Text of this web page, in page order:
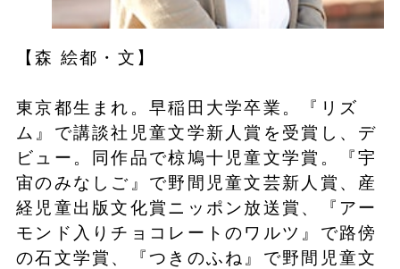
【森 絵都・文】
東京都生まれ。早稲田大学卒業。『リズ
ム』で講談社児童文学新人賞を受賞し、デ
ビュー。同作品で椋鳩十児童文学賞。『宇
宙のみなしご』で野間児童文芸新人賞、産
経児童出版文化賞ニッポン放送賞、『アー
モンド入りチョコレートのワルツ』で路傍
の石文学賞、『つきのふね』で野間児童文